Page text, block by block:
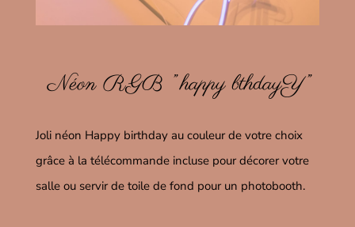
Néon RGB ” happy bthdayY”
Joli néon Happy birthday au couleur de votre choix
grâce à la télécommande incluse pour décorer votre
salle ou servir de toile de fond pour un photobooth.